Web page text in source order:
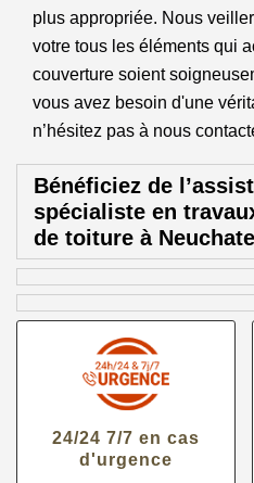
plus appropriée. Nous
votre tous les éléments qui
couverture soient
vous avez besoin d'une
n’hésitez pas à nous
Bénéficiez de
spécialiste en
de toiture à
24/24 7/7 en cas
d'urgence